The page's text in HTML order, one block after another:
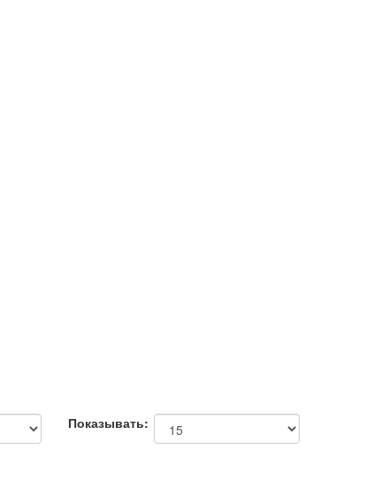
Показывать: